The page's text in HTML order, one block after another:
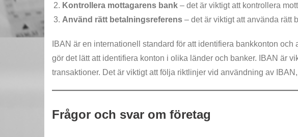
Kontrollera mottagarens bank – det är viktigt att kontrollera
Använd rätt betalningsreferens – det är viktigt att använda rätt
IBAN är en internationell standard för att identifiera bankkonton
gör det lätt att identifiera konton i olika länder och banker. IBAN är
transaktioner. Det är viktigt att följa riktlinjer vid användning av
Frågor och svar om företag